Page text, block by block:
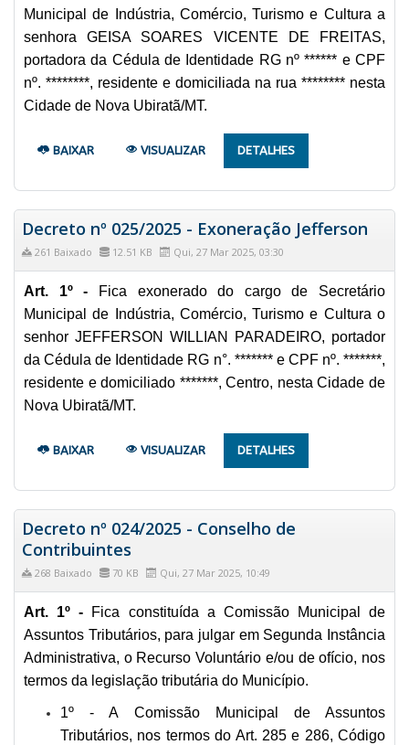
Municipal de Indústria, Comércio, Turismo e Cultura a
senhora GEISA SOARES VICENTE DE FREITAS,
portadora da Cédula de Identidade RG nº ****** e CPF
nº. ********, residente e domiciliada na rua ******** nesta
Cidade de Nova Ubiratã/MT.
BAIXAR VISUALIZAR DETALHES
Decreto nº 025/2025 - Exoneração Jefferson
261 Baixado 12.51 KB Qui, 27 Mar 2025, 03:30
Art. 1º - Fica exonerado do cargo de Secretário
Municipal de Indústria, Comércio, Turismo e Cultura o
senhor JEFFERSON WILLIAN PARADEIRO, portador
da Cédula de Identidade RG n°. ******* e CPF nº. *******,
residente e domiciliado *******, Centro, nesta Cidade de
Nova Ubiratã/MT.
BAIXAR VISUALIZAR DETALHES
Decreto nº 024/2025 - Conselho de
Contribuintes
268 Baixado 70 KB Qui, 27 Mar 2025, 10:49
Art. 1º - Fica constituída a Comissão Municipal de
Assuntos Tributários, para julgar em Segunda Instância
Administrativa, o Recurso Voluntário e/ou de ofício, nos
termos da legislação tributária do Município.
1º - A Comissão Municipal de Assuntos
Tributários, nos termos do Art. 285 e 286, Código